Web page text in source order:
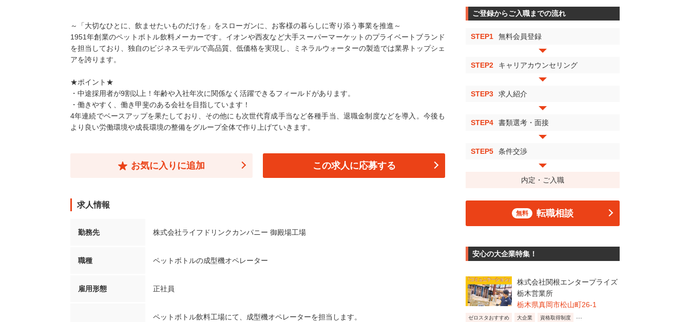
～「大切なひとに、飲ませたいものだけを」をスローガンに、お客様の暮らしに寄り添う事業を推進～
1951年創業のペットボトル飲料メーカーです。イオンや西友など大手スーパーマーケットのプライベートブランド
を担当しており、独自のビジネスモデルで高品質、低価格を実現し、ミネラルウォーターの製造では業界トップシェ
アを誇ります。
★ポイント★
・中途採用者が9割以上！年齢や入社年次に関係なく活躍できるフィールドがあります。
・働きやすく、働き甲斐のある会社を目指しています！
4年連続でベースアップを果たしており、その他にも次世代育成手当など各種手当、退職金制度などを導入。今後も
より良い労働環境や成長環境の整備をグループ全体で作り上げていきます。
お気に入りに追加 この求人に応募する
求人情報
勤務先 株式会社ライフドリンクカンパニー 御殿場工場
職種 ペットボトルの成型機オペレーター
雇用形態 正社員
ペットボトル飲料工場にて、成型機オペレーターを担当します。
ご登録からご入職までの流れ
STEP1 無料会員登録
STEP2 キャリアカウンセリング
STEP3 求人紹介
STEP4 書類選考・面接
STEP5 条件交渉
内定・ご入職
無料 転職相談
安心の大企業特集！
株式会社関根エンタープライズ
栃木営業所
栃木県真岡市松山町26-1
ゼロスタおすすめ 大企業 資格取得制度